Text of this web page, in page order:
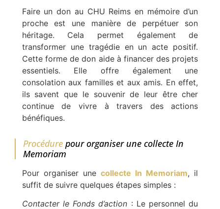
Faire un don au CHU Reims en mémoire d’un
proche est une manière de perpétuer son
héritage. Cela permet également de
transformer une tragédie en un acte positif.
Cette forme de don aide à financer des projets
essentiels. Elle offre également une
consolation aux familles et aux amis. En effet,
ils savent que le souvenir de leur être cher
continue de vivre à travers des actions
bénéfiques.
Procédurepour organiser une collecte In
Memoriam
Pour organiser une collecte In Memoriam, il
suffit de suivre quelques étapes simples :
Contacter le Fonds d’action : Le personnel du